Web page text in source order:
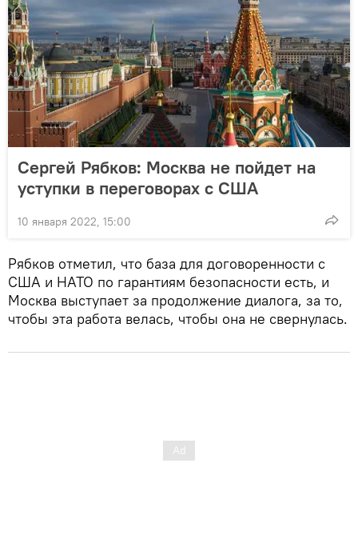
Сергей Рябков: Москва не пойдет на
уступки в переговорах с США
10 января 2022, 15:00
Рябков отметил, что база для договоренности с
США и НАТО по гарантиям безопасности есть, и
Москва выступает за продолжение диалога, за то,
чтобы эта работа велась, чтобы она не свернулась.